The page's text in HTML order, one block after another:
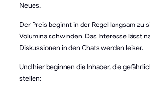
Neues.
Der Preis beginnt in der Regel langsam zu
Volumina schwinden. Das Interesse lässt
Diskussionen in den Chats werden leiser.
Und hier beginnen die Inhaber, die
stellen: